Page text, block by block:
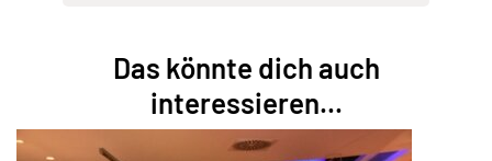
Das könnte dich auch
interessieren...